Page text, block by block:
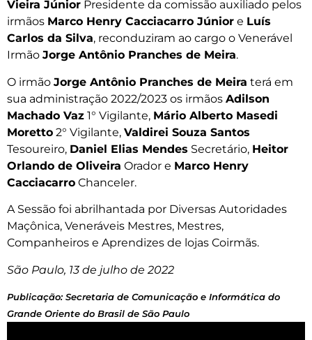
Vieira Júnior Presidente da comissão auxiliado pelos
irmãos Marco Henry Cacciacarro Júnior e Luís
Carlos da Silva, reconduziram ao cargo o Venerável
Irmão Jorge Antônio Pranches de Meira.
O irmão Jorge Antônio Pranches de Meira terá em
sua administração 2022/2023 os irmãos Adilson
Machado Vaz 1° Vigilante, Mário Alberto Masedi
Moretto 2° Vigilante, Valdirei Souza Santos
Tesoureiro, Daniel Elias Mendes Secretário, Heitor
Orlando de Oliveira Orador e Marco Henry
Cacciacarro Chanceler.
A Sessão foi abrilhantada por Diversas Autoridades
Maçônica, Veneráveis Mestres, Mestres,
Companheiros e Aprendizes de lojas Coirmãs.
São Paulo, 13 de julho de 2022
Publicação: Secretaria de Comunicação e Informática do
Grande Oriente do Brasil de São Paulo